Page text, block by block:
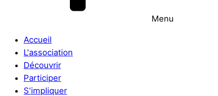
Menu
Accueil
L'association
Découvrir
Participer
S'impliquer